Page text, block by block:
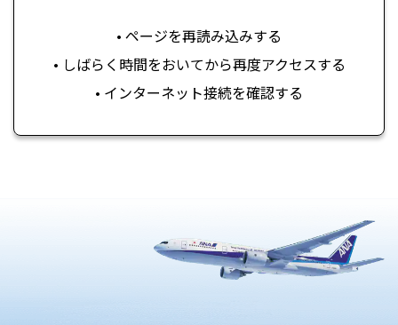
• ページを再読み込みする
• しばらく時間をおいてから再度アクセスする
• インターネット接続を確認する